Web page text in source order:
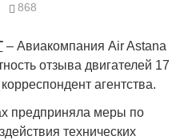
868
– Авиакомпания Air Astana
отзыва двигателей 17
агентства.
предприняла меры по
технических